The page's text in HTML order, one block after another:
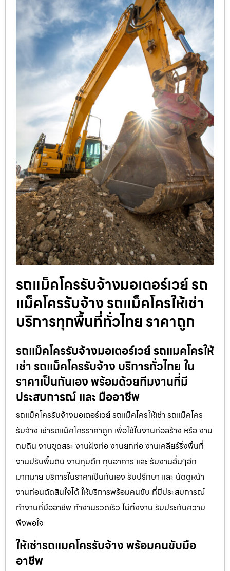
รถแม็คโครรับจ้างมอเตอร์เวย์ รถ
แม็คโครรับจ้าง รถแม็คโครให้เช่า
บริการทุกพื้นที่ทั่วไทย ราคาถูก
รถแม็คโครรับจ้างมอเตอร์เวย์ รถแมคโครให้
เช่า รถแม็คโครรับจ้าง บริการทั่วไทย ใน
ราคาเป็นกันเอง พร้อมด้วยทีมงานที่มี
ประสบการณ์ และ มืออาชีพ
รถแม็คโครรับจ้างมอเตอร์เวย์ รถแม็คโครให้เช่า รถแม็คโคร
รับจ้าง เช่ารถแม็คโครราคาถูก เพื่อใช้ในงานก่อสร้าง หรือ งาน
ถมดิน งานขุดสระ งานฝังท่อ งานยกท่อ งานเคลียร์ริ่งพื้นที่
งานปรับพื้นดิน งานทุบตึก ทุบอาคาร และ รับงานอื่นๆอีก
มากมาย บริการในราคาเป็นกันเอง รับปรึกษา และ นัดดูหน้า
งานก่อนตัดสินใจได้ ให้บริการพร้อมคนขับ ที่มีประสบการณ์
ทำงานที่มืออาชีพ ทำงานรวดเร็ว ไม่ทิ้งงาน รับประกันความ
พึงพอใจ
ให้เช่ารถแมคโครรับจ้าง พร้อมคนขับมือ
อาชีพ